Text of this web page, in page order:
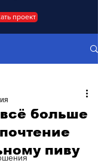
проект
больше
пиву